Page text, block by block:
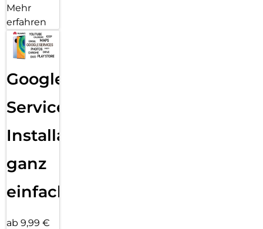
Mehr
erfahren
Google
Services
Installation
ganz
einfach
ab 9,99 €